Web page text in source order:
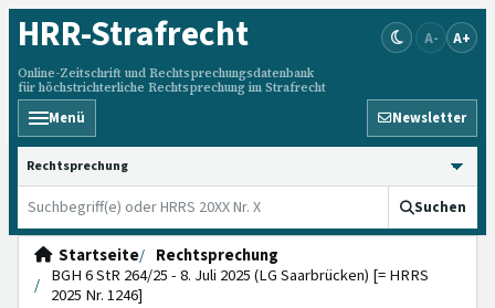
HRR-Strafrecht
Online-Zeitschrift und Rechtsprechungsdatenbank
für höchstrichterliche Rechtsprechung im Strafrecht
A- A+
Menü Newsletter
HRRS durchsuchen
Suchen
Startseite
Rechtsprechung
BGH 6 StR 264/25 - 8. Juli 2025 (LG Saarbrücken) [= HRRS
2025 Nr. 1246]